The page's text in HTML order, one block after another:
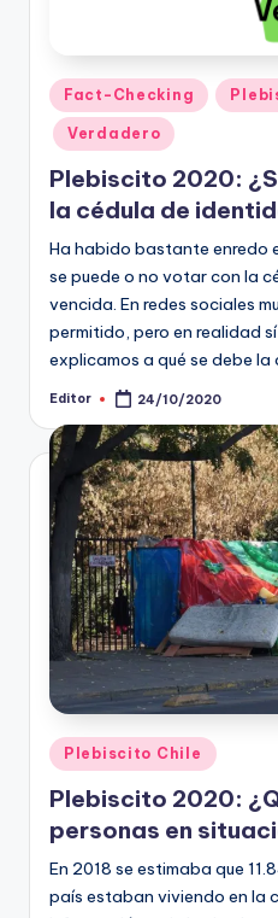
Publicado
en
Fact-Checking
Verdadero
Plebiscito 2020:
la cédula de
Ha habido bastante enredo
se puede o no votar con la
vencida. En redes sociales
permitido, pero en realidad
explicamos a qué se debe la
Publicado
Editor 24/10/2020
Publicado
en
Plebiscito Chile
Plebiscito 2020:
personas en
En 2018 se estimaba que
país estaban viviendo en la